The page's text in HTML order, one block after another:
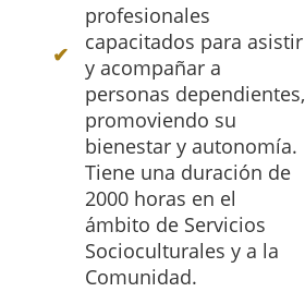
profesionales
capacitados para asistir
y acompañar a
personas dependientes,
promoviendo su
bienestar y autonomía.
Tiene una duración de
2000 horas en el
ámbito de Servicios
Socioculturales y a la
Comunidad.